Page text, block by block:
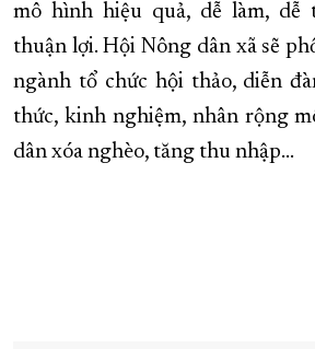
mô hình hiệu quả, dễ làm, dễ
thuận lợi. Hội Nông dân xã sẽ
ngành tổ chức hội thảo, diễn
thức, kinh nghiệm, nhân rộng
dân xóa nghèo, tăng thu nhập…